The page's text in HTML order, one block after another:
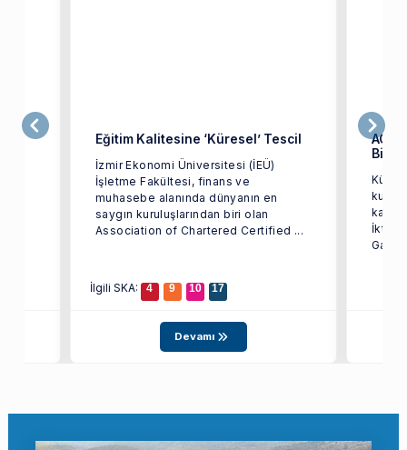
Eğitim Kalitesine ‘Küresel’ Tescil
İzmir Ekonomi Üniversitesi (İEÜ)
İşletme Fakültesi, finans ve
muhasebe alanında dünyanın en
saygın kuruluşlarından biri olan
Association of Chartered Certified ...
İlgili SKA: 4 9 10 17
Devamı